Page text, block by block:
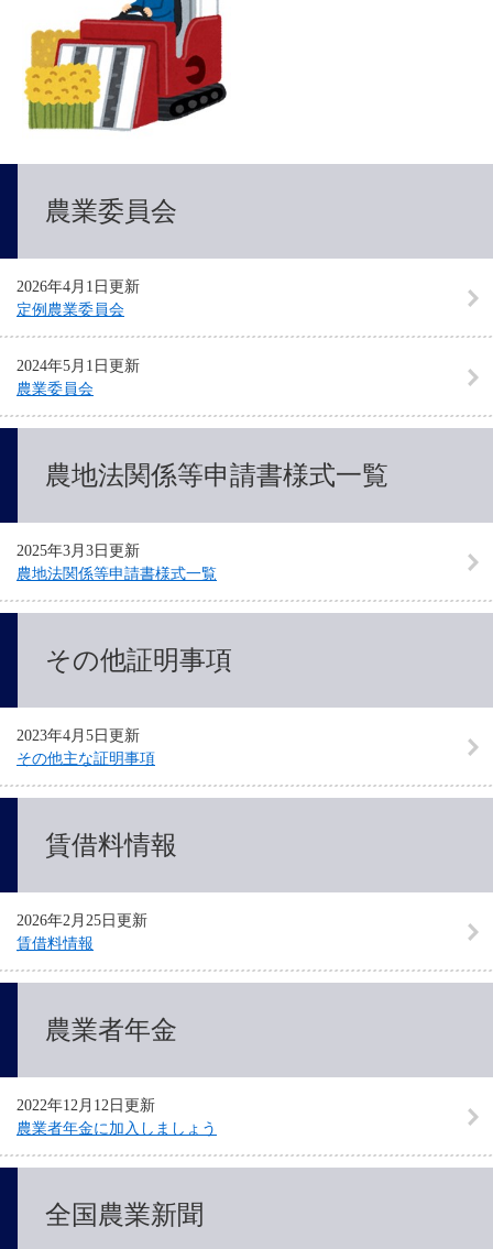
農業委員会
2026年4月1日更新
定例農業委員会
2024年5月1日更新
農業委員会
農地法関係等申請書様式一覧
2025年3月3日更新
農地法関係等申請書様式一覧
その他証明事項
2023年4月5日更新
その他主な証明事項
賃借料情報
2026年2月25日更新
賃借料情報
農業者年金
2022年12月12日更新
農業者年金に加入しましょう
全国農業新聞